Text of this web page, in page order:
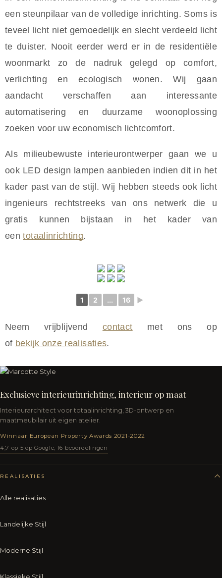
een steunpilaar van de volledige inrichting. Soms is
teveel licht niet gemoedelijk en slecht verdeeld licht
te duister. Nooit eerder werd er in de residentiële
woonmarkt zo de nadruk gelegd op comfort,
verlichting en ecologisch wonen. Wij gaan
aandacht verschaffen aan interessante
automatisering en duurzame woonoplossing
zoeken voor uw economisch lichtcomfort.
Als milieubewuste interieurontwerper gaan we u
ook LED design lampen aanbieden indien dit in het
kader past van de stijl. Wij hebben steeds ook licht
ingenieurs rechtstreeks van ons netwerk die u
gratis kunnen bijstaan in het kader van
eentotaalinrichting.
1 2 ... 16 ►
Neem vrijblijvend contact met ons op
of bekijk onze realisaties.
Exclusieve interieurinrichting, interieur op maat
Interieurarchitect voor totaalinrichting, 3D-ontwerp en
maatmeubilair uit eigen atelier.
Winnaar European Property Awards 2021-2022
4,7 op 5 op Google, 16 beoordelingen
REALISATIES
Alle realisaties
Landelijke Stijl
Moderne Stijl